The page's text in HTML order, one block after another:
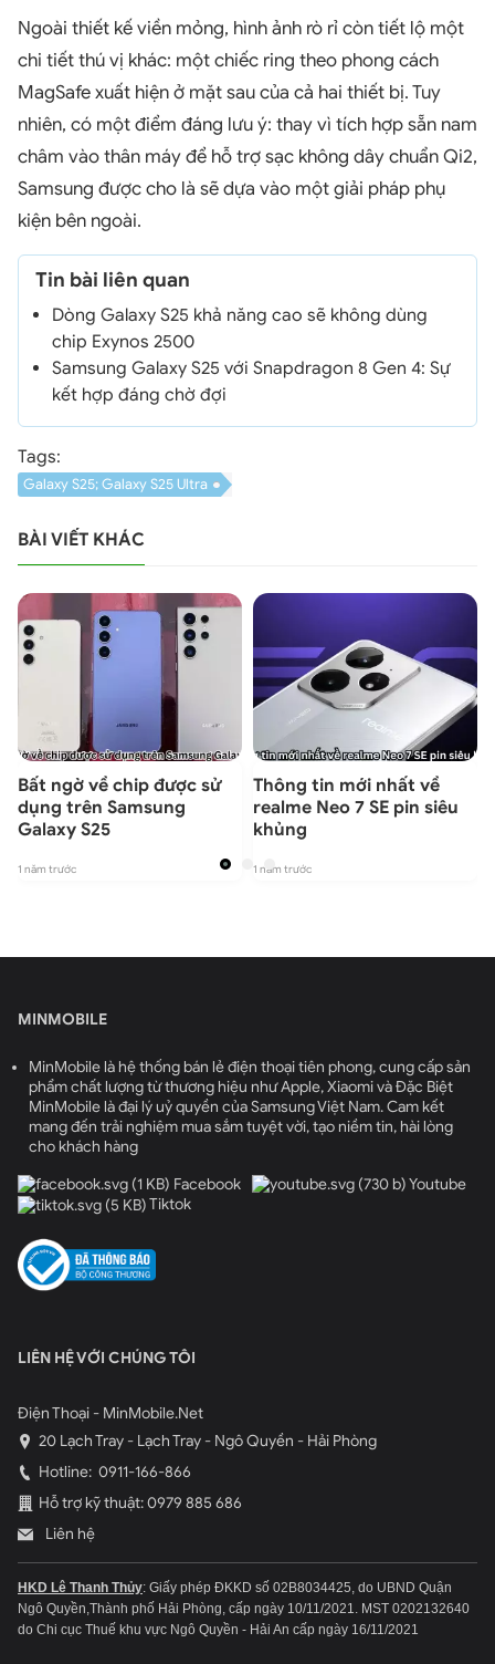
Ngoài thiết kế viền mỏng, hình ảnh rò rỉ còn tiết lộ một
chi tiết thú vị khác: một chiếc ring theo phong cách
MagSafe xuất hiện ở mặt sau của cả hai thiết bị. Tuy
nhiên, có một điểm đáng lưu ý: thay vì tích hợp sẵn nam
châm vào thân máy để hỗ trợ sạc không dây chuẩn Qi2,
Samsung được cho là sẽ dựa vào một giải pháp phụ
kiện bên ngoài.
Tin bài liên quan
Dòng Galaxy S25 khả năng cao sẽ không dùng
chip Exynos 2500
Samsung Galaxy S25 với Snapdragon 8 Gen 4: Sự
kết hợp đáng chờ đợi
Tags:
Galaxy S25; Galaxy S25 Ultra
BÀI VIẾT KHÁC
Bất ngờ về chip được sử
dụng trên Samsung
Galaxy S25
1 năm trước
Thông tin mới nhất về
realme Neo 7 SE pin siêu
khủng
1 năm trước
MINMOBILE
MinMobile là hệ thống bán lẻ điện thoại tiên phong, cung cấp sản
phẩm chất lượng từ thương hiệu như Apple, Xiaomi và Đặc Biệt
MinMobile là đại lý uỷ quyền của Samsung Việt Nam. Cam kết
mang đến trải nghiệm mua sắm tuyệt vời, tạo niềm tin, hài lòng
cho khách hàng
Facebook
Youtube
Tiktok
LIÊN HỆ VỚI CHÚNG TÔI
Điện Thoại - MinMobile.Net
20 Lạch Tray - Lạch Tray - Ngô Quyền - Hải Phòng
Hotline: 0911-166-866
Hỗ trợ kỹ thuật: 0979 885 686
Liên hệ
HKD Lê Thanh Thủy: Giấy phép ĐKKD số 02B8034425, do UBND Quận
Ngô Quyền,Thành phố Hải Phòng, cấp ngày 10/11/2021. MST 0202132640
do Chi cục Thuế khu vực Ngô Quyền - Hải An cấp ngày 16/11/2021